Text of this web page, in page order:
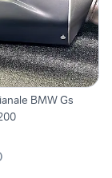
BMW Gs
)